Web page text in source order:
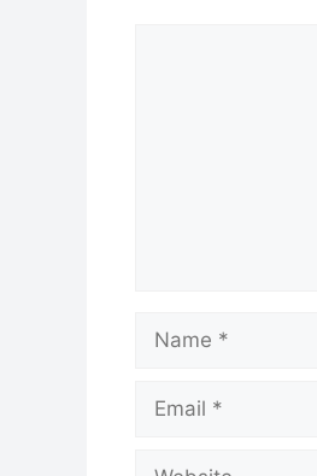
Name
Email
Website